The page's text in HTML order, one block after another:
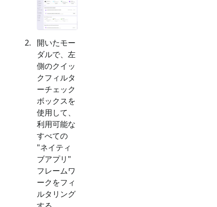
開いたモー
ダルで、左
側のクイッ
クフィルタ
ーチェック
ボックスを
使用して、
利用可能な
すべての
"ネイティ
ブアプリ "
フレームワ
ークをフィ
ルタリング